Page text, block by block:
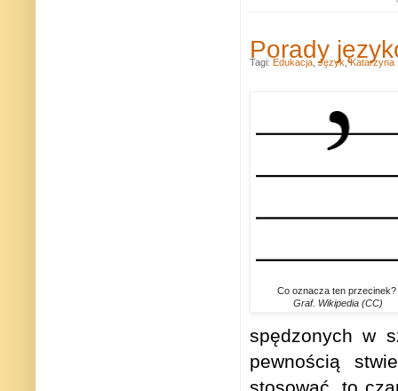
Porady
Co oznacza ten przecinek?
Graf. Wikipedia (CC)
spędzonych w
pewnością
Tagi: Edukacja Język ,Katarzyna